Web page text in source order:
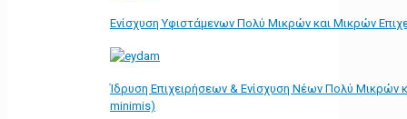
Ενίσχυση Υφιστάμενων Πολύ Μικρών και Μικρών
Ίδρυση Επιχειρήσεων & Ενίσχυση Νέων Πολύ Μικρών
minimis)